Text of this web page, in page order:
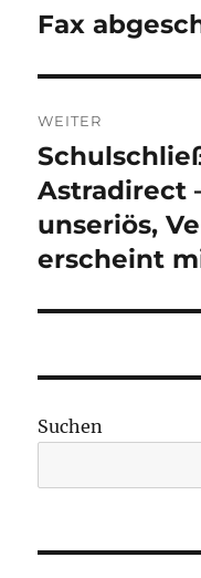
Vorheriger
Fax
WEITER
Nächster
Beitrag:
Astradirect
unseriös,
erscheint
Suchen